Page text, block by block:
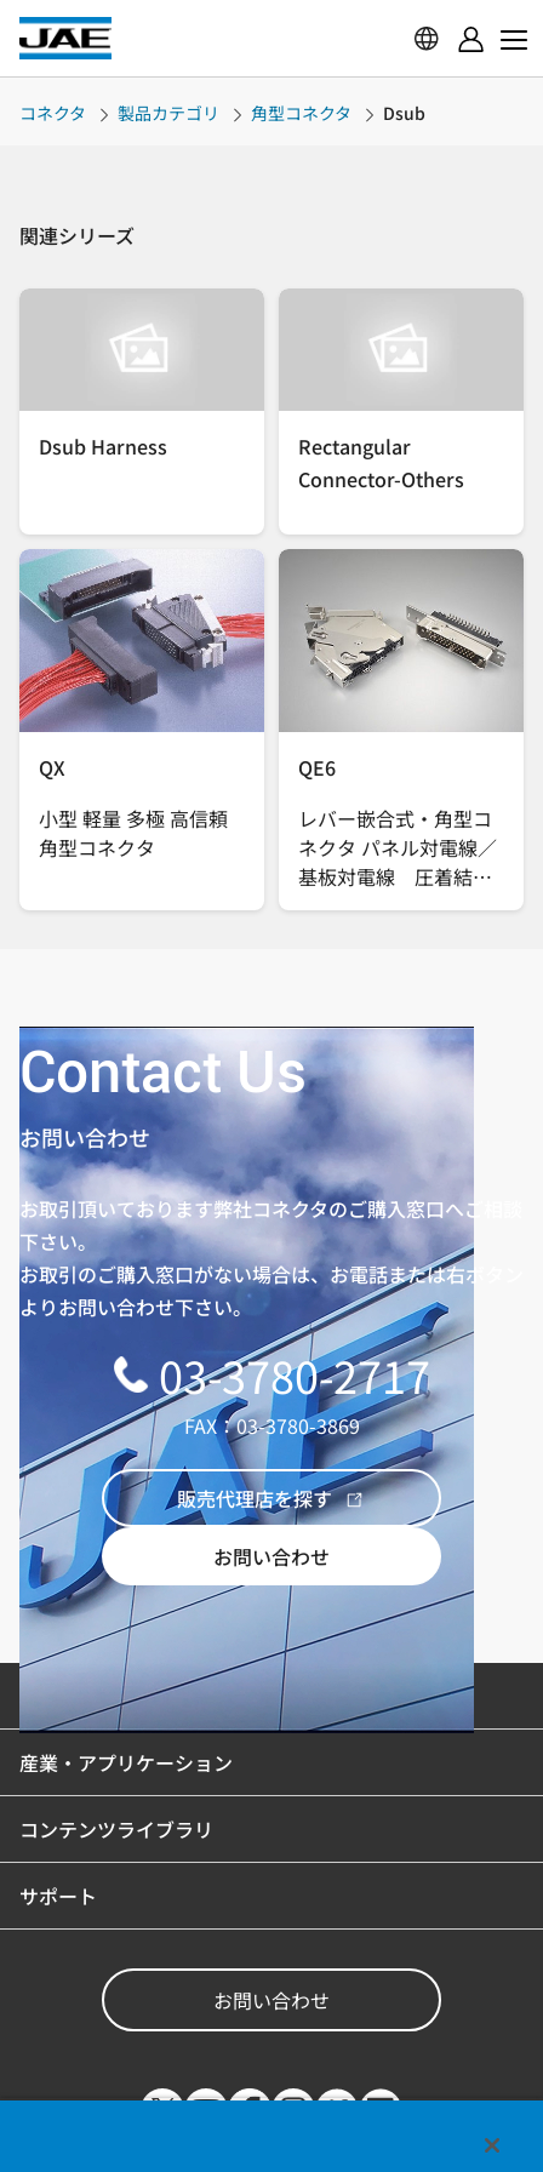
コネクタ 製品カテゴリ 角型コネクタ Dsub
関連シリーズ
Dsub Harness
Rectangular
Connector-Others
QX
小型 軽量 多極 高信頼
角型コネクタ
QE6
レバー嵌合式・角型コ
ネクタ パネル対電線／
基板対電線 圧着結線
／半田結線 ＥＭＩ対
Contact Us
お問い合わせ
お取引頂いております弊社コネクタのご購入窓口へご相談
下さい。
お取引のご購入窓口がない場合は、お電話または右ボタン
よりお問い合わせ下さい。
03-3780-2717
FAX：03-3780-3869
販売代理店を探す
お問い合わせ
製品カテゴリ
産業・アプリケーション
コンテンツライブラリ
サポート
お問い合わせ